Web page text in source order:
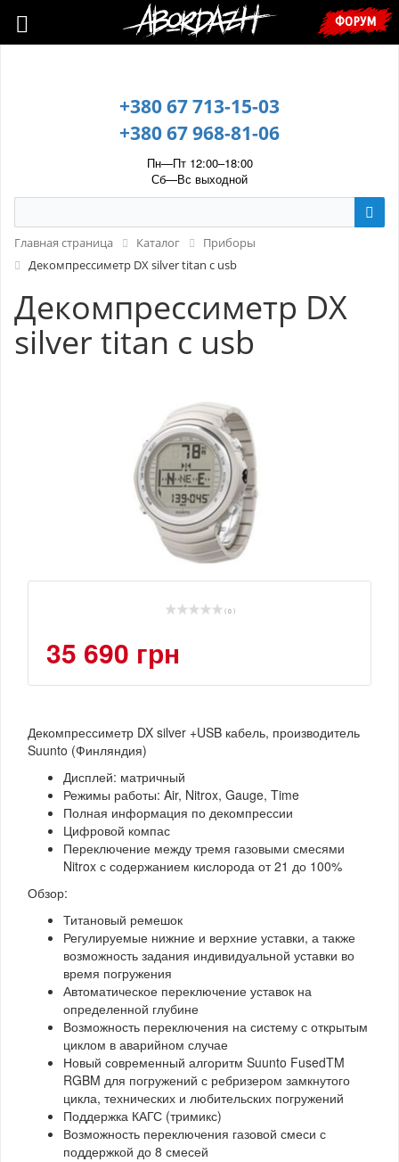
🇺🇦 У зв’язку з воєнним станом, прохання уточнювати ціну та
наявність у менеджера. 🇺🇦
+380 67 713-15-03
+380 67 968-81-06
Пн—Пт 12:00–18:00
Сб—Вс выходной
ФОРУМ
Главная страница Каталог
Приборы
Декомпрессиметр DX silver titan c usb
Декомпрессиметр DX
silver titan c usb
( 0 )
35 690 грн
Декомпрессиметр DX silver +USB кабель, производитель
Suunto (Финляндия)
Дисплей: матричный
Режимы работы: Air, Nitrox, Gauge, Time
Полная информация по декомпрессии
Цифровой компас
Переключение между тремя газовыми смесями
Nitrox с содержанием кислорода от 21 до 100%
Обзор:
Титановый ремешок
Регулируемые нижние и верхние уставки, а также
возможность задания индивидуальной уставки во
время погружения
Автоматическое переключение уставок на
определенной глубине
Возможность переключения на систему с открытым
циклом в аварийном случае
Новый современный алгоритм Suunto FusedTM
RGBM для погружений с ребризером замкнутого
цикла, технических и любительских погружений
Поддержка КАГС (тримикс)
Возможность переключения газовой смеси с
поддержкой до 8 смесей